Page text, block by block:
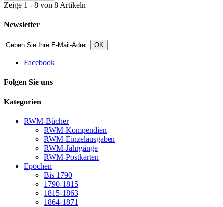
Zeige 1 - 8 von 8 Artikeln
Newsletter
OK
Facebook
Folgen Sie uns
Kategorien
RWM-Bücher
RWM-Kompendien
RWM-Einzelausgaben
RWM-Jahrgänge
RWM-Postkarten
Epochen
Bis 1790
1790-1815
1815-1863
1864-1871